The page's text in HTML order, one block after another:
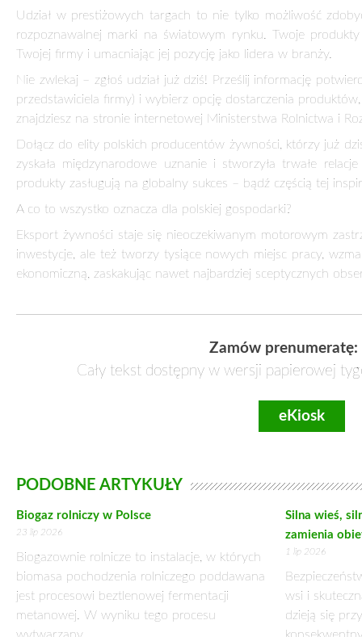
Udział w prestiżowych targach to nie tylko możliwość
rozpoznawalnej marki na światowym rynku. Twoje
Twojej firmy i umacniając jej pozycję jako lidera w branży.
Nie zwlekaj – zgłoś udział już dziś! Prześlij informację
przedstawiciela firmy) i wybierz opcję dostarczenia
znajdziesz na stronie internetowej Ministerstwa Rolnictwa i
Dołącz do elity polskich producentów żywności, którzy już
zyskała międzynarodowe uznanie i stworzyła trwałe
produkty zasługują na globalny sukces – bądź częścią tej
A co to wszystko oznacza dla polskiej gospodarki?
Eksport żywności staje się nieoczekiwanym motorowym
inwestycje, ale też tworzy tysiące nowych miejsc pracy,
ekonomiczną, zaskakując nawet najbardziej sceptycznych
Zamów prenumeratę:
Cały tekst dostępny w wersji papierowej
eKiosk
PODOBNE ARTYKUŁY
Biogaz rolniczy w Polsce
23 lip 2026
Biogazownie rolnicze to instalacje, w których
biomasa pochodzenia rolniczego poddawana
jest procesowi beztlenowej fermentacji
metanowej. W wyniku tego procesu
Silna wieś,
zamienia
1 lip 2026
wsi i
dzieją się